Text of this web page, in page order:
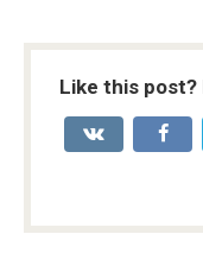
Like this